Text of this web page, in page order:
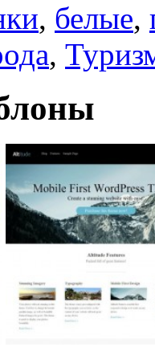
, белые,
,